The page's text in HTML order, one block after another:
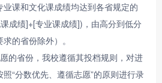
课和文化课成绩均达到各省规定的
成绩]+[专业课成绩])，由高分到低分
的省份除外）。
的省份，我校遵循其投档规则，对进
“分数优先、遵循志愿”的原则进行录